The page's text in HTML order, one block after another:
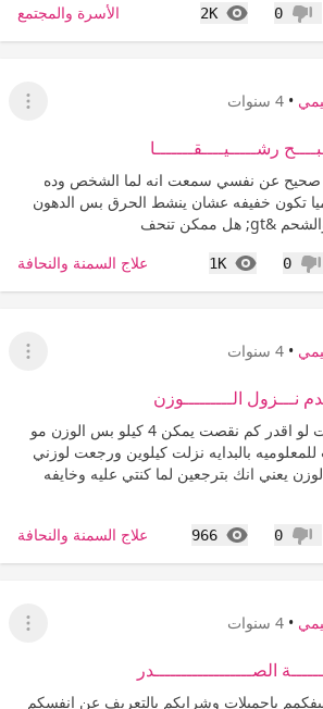
عدم إعجاب
0
2K
المشاهدات الأسرة والمجتمع
• 4 سنوات
عرض
رشـــــيــــقـــــــا
صحيح عن نفسي سمعت انه لما الشخص وده
وجبات يوميا تكون خفيفه عشان ينشط الحرق بس الدهون
عدم إعجاب
0
1K
المشاهدات علاج السمنة والنحافة
• 4 سنوات
عرض
نـــزول الـــــــــوزن
بنات سويت رجيم ونحفت لو اقدر كم نقصت يمكن 4 كيلو بس الوزن مو
بالبدايه نزلت كيلوين ورجعت لوزني
يعني انك بترجعين لما كنتي عليه وخايفه
عدم إعجاب
0
966
المشاهدات علاج السمنة والنحافة
• 4 سنوات
عرض
الصــــــــــــــــــدر
ياجميلات وشرايكم بالتعريف عن انفسكم